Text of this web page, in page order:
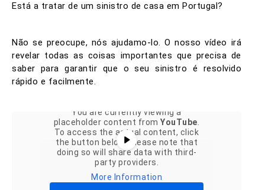
Está a tratar de um sinistro de casa em Portugal?
Não se preocupe, nós ajudamo-lo. O nosso vídeo irá
revelar todas as coisas importantes que precisa de
saber para garantir que o seu sinistro é resolvido
rápido e facilmente.
You are currently viewing a
placeholder content fromYouTube.
To access the actual content, click
the button below. Please note that
doing so will share data with third-
party providers.
More Information